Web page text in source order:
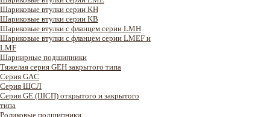
Шариковые втулки серии KH
Шариковые втулки серии KB
Шариковые втулки с фланцем серии LMH
Шариковые втулки с фланцем серии LMEF и
LMF
Шарнирные подшипники
Тяжелая серия GEH закрытого типа
Серия GAC
Cерия ШСЛ
Серия GE (ШСП) открытого и закрытого
типа
Роликовые подшипники